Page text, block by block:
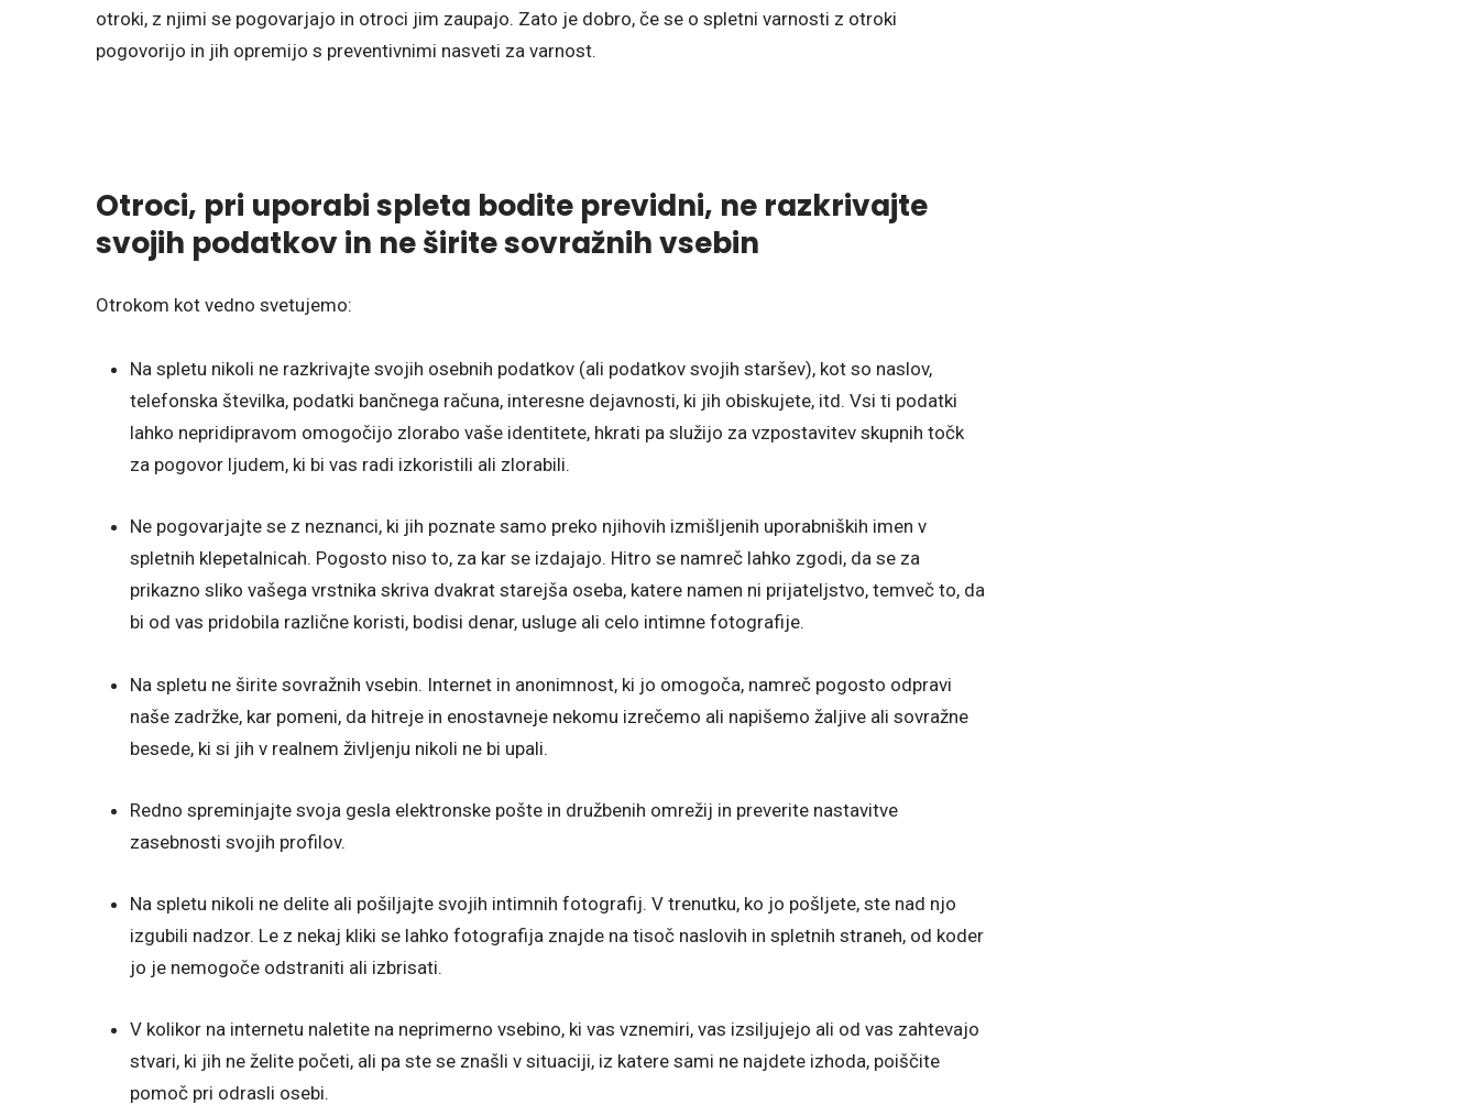
otroki, z njimi se pogovarjajo in otroci jim zaupajo. Zato je dobro, če se o spletni varnosti z otroki
pogovorijo in jih opremijo s preventivnimi nasveti za varnost.
Otroci, pri uporabi spleta bodite previdni, ne razkrivajte
svojih podatkov in ne širite sovražnih vsebin
Otrokom kot vedno svetujemo:
Na spletu nikoli ne razkrivajte svojih osebnih podatkov (ali podatkov svojih staršev), kot so naslov,
telefonska številka, podatki bančnega računa, interesne dejavnosti, ki jih obiskujete, itd. Vsi ti podatki
lahko nepridipravom omogočijo zlorabo vaše identitete, hkrati pa služijo za vzpostavitev skupnih točk
za pogovor ljudem, ki bi vas radi izkoristili ali zlorabili.
Ne pogovarjajte se z neznanci, ki jih poznate samo preko njihovih izmišljenih uporabniških imen v
spletnih klepetalnicah. Pogosto niso to, za kar se izdajajo. Hitro se namreč lahko zgodi, da se za
prikazno sliko vašega vrstnika skriva dvakrat starejša oseba, katere namen ni prijateljstvo, temveč to, da
bi od vas pridobila različne koristi, bodisi denar, usluge ali celo intimne fotografije.
Na spletu ne širite sovražnih vsebin. Internet in anonimnost, ki jo omogoča, namreč pogosto odpravi
naše zadržke, kar pomeni, da hitreje in enostavneje nekomu izrečemo ali napišemo žaljive ali sovražne
besede, ki si jih v realnem življenju nikoli ne bi upali.
Redno spreminjajte svoja gesla elektronske pošte in družbenih omrežij in preverite nastavitve
zasebnosti svojih profilov.
Na spletu nikoli ne delite ali pošiljajte svojih intimnih fotografij. V trenutku, ko jo pošljete, ste nad njo
izgubili nadzor. Le z nekaj kliki se lahko fotografija znajde na tisoč naslovih in spletnih straneh, od koder
jo je nemogoče odstraniti ali izbrisati.
V kolikor na internetu naletite na neprimerno vsebino, ki vas vznemiri, vas izsiljujejo ali od vas zahtevajo
stvari, ki jih ne želite početi, ali pa ste se znašli v situaciji, iz katere sami ne najdete izhoda, poiščite
pomoč pri odrasli osebi.